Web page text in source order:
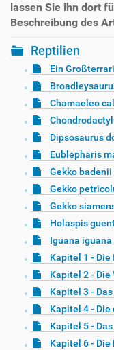
lassen Sie ihn dort
Beschreibung des
Reptilien
Ein
Chamaeleo
Dipsosaurus
Eublepharis
Gekko badenii
Gekko
Gekko
Holaspis
Iguana iguana
Kapitel 1 - Die
Kapitel 2 -
Kapitel 3 -
Kapitel 4 - Die
Kapitel 5 -
Kapitel 6 - Die